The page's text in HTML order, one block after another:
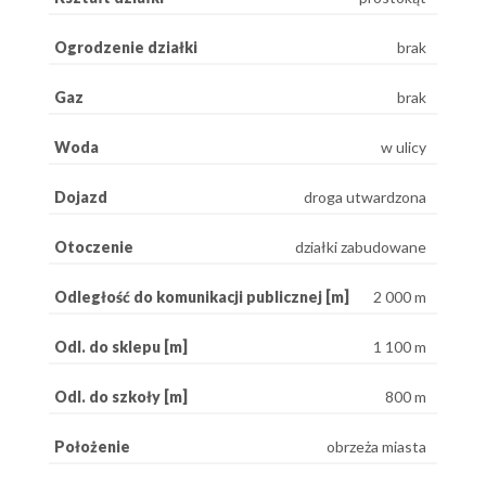
Ogrodzenie działki brak
Gaz brak
Woda w ulicy
Dojazd droga utwardzona
Otoczenie działki zabudowane
Odległość do komunikacji publicznej [m] 2 000 m
Odl. do sklepu [m] 1 100 m
Odl. do szkoły [m] 800 m
Położenie obrzeża miasta